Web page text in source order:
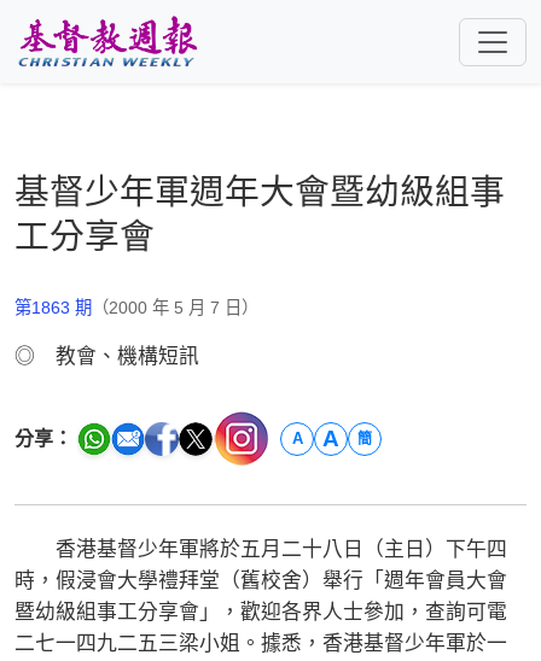
基督少年軍週年大會暨幼級組事
工分享會
第1863 期 （2000 年 5 月 7 日）
◎ 教會、機構短訊
分享： A A 簡
香港基督少年軍將於五月二十八日（主日）下午四
時，假浸會大學禮拜堂（舊校舍）舉行「週年會員大會
暨幼級組事工分享會」，歡迎各界人士參加，查詢可電
二七一四九二五三梁小姐。據悉，香港基督少年軍於一